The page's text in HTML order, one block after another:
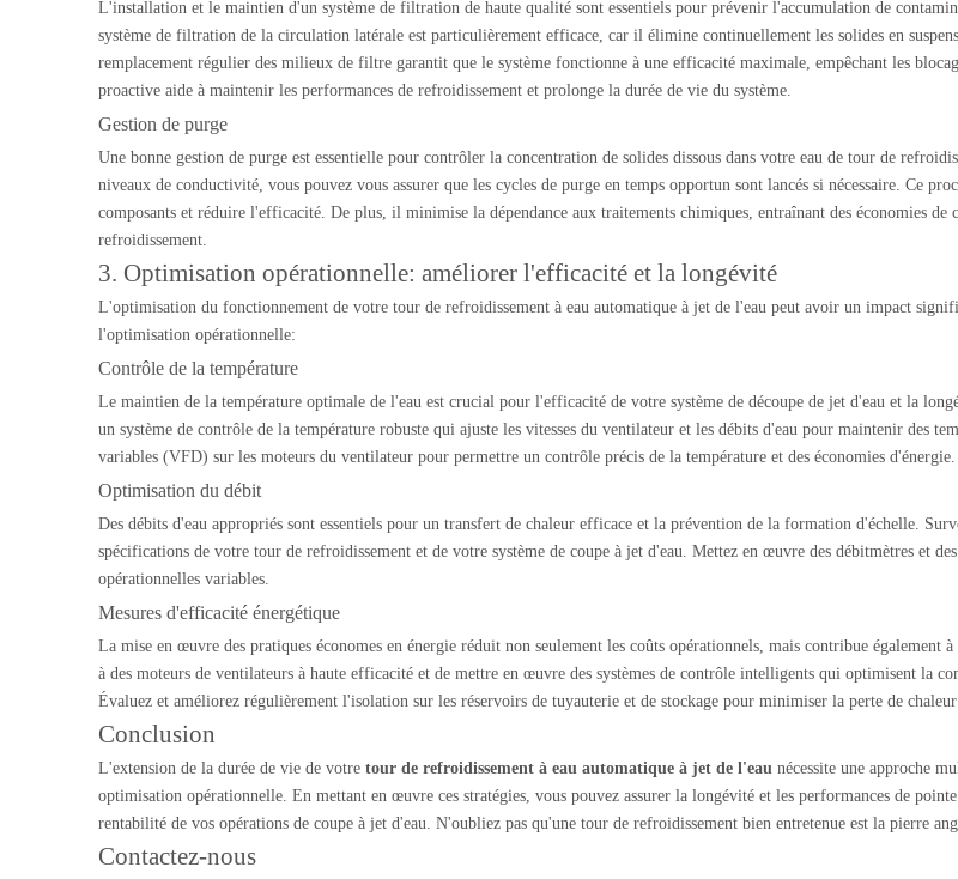
L'installation et le maintien d'un système de filtration de haute qualité sont essentiels pour prévenir l'accumulation de
système de filtration de la circulation latérale est particulièrement efficace, car il élimine continuellement les solides en
remplacement régulier des milieux de filtre garantit que le système fonctionne à une efficacité maximale, empêchant les
proactive aide à maintenir les performances de refroidissement et prolonge la durée de vie du système.
Gestion de purge
Une bonne gestion de purge est essentielle pour contrôler la concentration de solides dissous dans votre eau de tour de
niveaux de conductivité, vous pouvez vous assurer que les cycles de purge en temps opportun sont lancés si nécessaire. Ce
composants et réduire l'efficacité. De plus, il minimise la dépendance aux traitements chimiques, entraînant des économies
refroidissement.
3. Optimisation opérationnelle: améliorer l'efficacité et la longévité
L'optimisation du fonctionnement de votre tour de refroidissement à eau automatique à jet de l'eau peut avoir un impact
l'optimisation opérationnelle:
Contrôle de la température
Le maintien de la température optimale de l'eau est crucial pour l'efficacité de votre système de découpe de jet d'eau et la
un système de contrôle de la température robuste qui ajuste les vitesses du ventilateur et les débits d'eau pour maintenir des
variables (VFD) sur les moteurs du ventilateur pour permettre un contrôle précis de la température et des économies d'énergie.
Optimisation du débit
Des débits d'eau appropriés sont essentiels pour un transfert de chaleur efficace et la prévention de la formation d'échelle.
spécifications de votre tour de refroidissement et de votre système de coupe à jet d'eau. Mettez en œuvre des débitmètres et
opérationnelles variables.
Mesures d'efficacité énergétique
La mise en œuvre des pratiques économes en énergie réduit non seulement les coûts opérationnels, mais contribue également
à des moteurs de ventilateurs à haute efficacité et de mettre en œuvre des systèmes de contrôle intelligents qui optimisent la
Évaluez et améliorez régulièrement l'isolation sur les réservoirs de tuyauterie et de stockage pour minimiser la perte de
Conclusion
L'extension de la durée de vie de votre tour de refroidissement à eau automatique à jet de l'eau nécessite une approche
optimisation opérationnelle. En mettant en œuvre ces stratégies, vous pouvez assurer la longévité et les performances de
rentabilité de vos opérations de coupe à jet d'eau. N'oubliez pas qu'une tour de refroidissement bien entretenue est la pierre
Contactez-nous